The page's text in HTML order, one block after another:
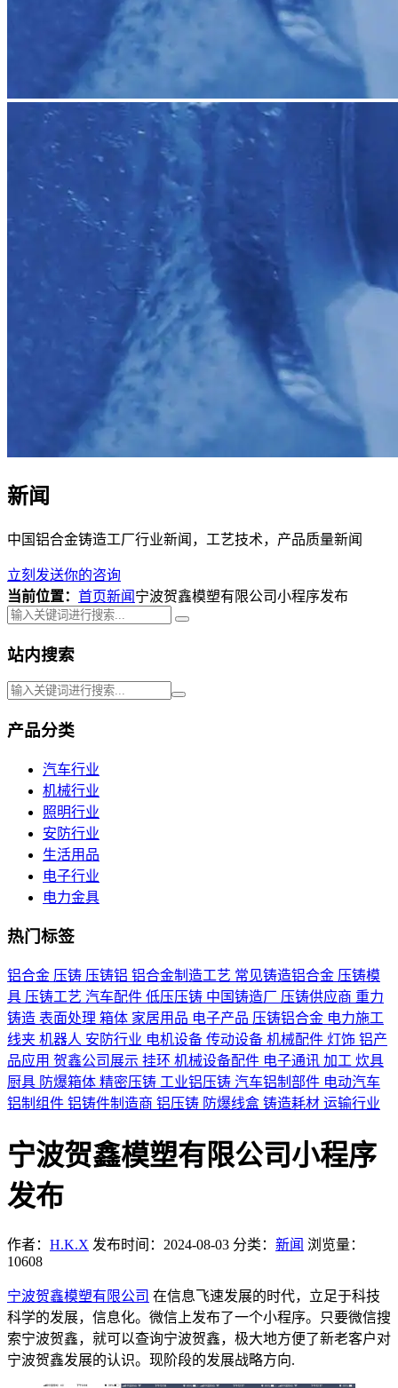
新闻
中国铝合金铸造工厂行业新闻，工艺技术，产品质量新闻
立刻发送你的咨询
当前位置： 首页新闻 宁波贺鑫模塑有限公司小程序发布
站内搜索
产品分类
汽车行业
机械行业
照明行业
安防行业
生活用品
电子行业
电力金具
热门标签
铝合金 压铸 压铸铝 铝合金制造工艺 常见铸造铝合金 压铸模
具 压铸工艺 汽车配件 低压压铸 中国铸造厂 压铸供应商 重力
铸造 表面处理 箱体 家居用品 电子产品 压铸铝合金 电力施工
线夹 机器人 安防行业 电机设备 传动设备 机械配件 灯饰 铝产
品应用 贺鑫公司展示 挂环 机械设备配件 电子通讯 加工 炊具
厨具 防爆箱体 精密压铸 工业铝压铸 汽车铝制部件 电动汽车
铝制组件 铝铸件制造商 铝压铸 防爆线盒 铸造耗材 运输行业
宁波贺鑫模塑有限公司小程序
发布
作者： H.K.X 发布时间：2024-08-03 分类： 新闻 浏览量：
10608
宁波贺鑫模塑有限公司 在信息飞速发展的时代，立足于科技
科学的发展，信息化。微信上发布了一个小程序。只要微信搜
索宁波贺鑫，就可以查询宁波贺鑫，极大地方便了新老客户对
宁波贺鑫发展的认识。现阶段的发展战略方向.